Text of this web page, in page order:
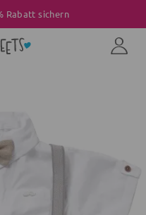
Rabatt sichern